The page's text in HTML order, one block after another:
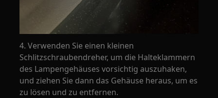
4. Verwenden Sie einen kleinen
Schlitzschraubendreher, um die Halteklammern
des Lampengehäuses vorsichtig auszuhaken,
und ziehen Sie dann das Gehäuse heraus, um es
zu lösen und zu entfernen.